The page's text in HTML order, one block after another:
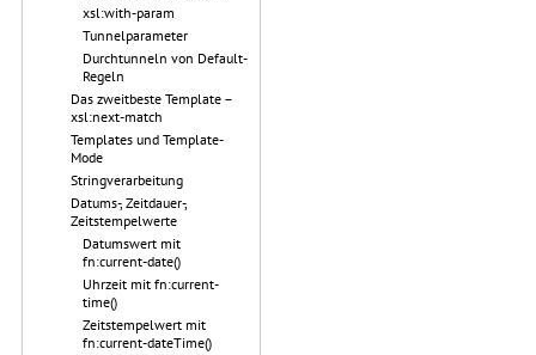
xsl:with-param
Tunnelparameter
Durchtunneln von Default-
Regeln
Das zweitbeste Template –
xsl:next-match
Templates und Template-
Mode
Stringverarbeitung
Datums-, Zeitdauer-,
Zeitstempelwerte
Datumswert mit
fn:current-date()
Uhrzeit mit fn:current-
time()
Zeitstempelwert mit
fn:current-dateTime()